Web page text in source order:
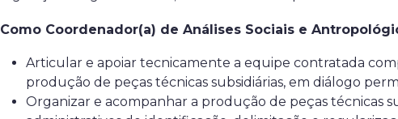
Como Coordenador(a) de Análises Sociais e
Articular e apoiar tecnicamente a equipe contratada
produção de peças técnicas subsidiárias, em diálogo
Organizar e acompanhar a produção de peças técnicas